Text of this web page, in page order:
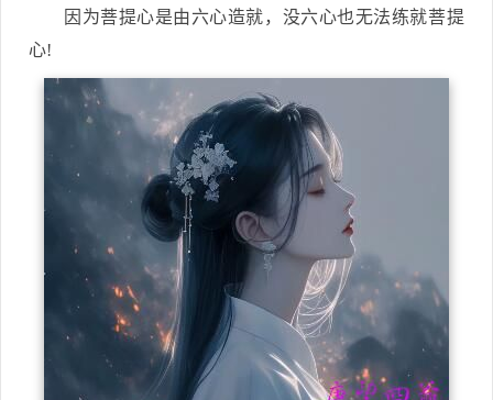
因为菩提心是由六心造就，没六心也无法练就菩提
心!